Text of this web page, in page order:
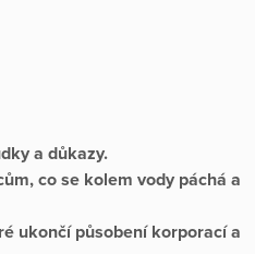
a důkazy.
co se kolem vody páchá a
ukončí působení korporací a